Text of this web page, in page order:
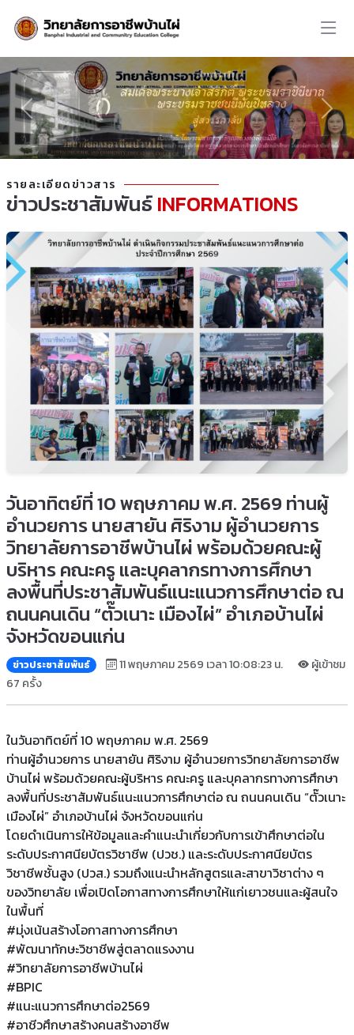
รายละเอียดข่าวสาร
ข่าวประชาสัมพันธ์INFORMATIONS
วันอาทิตย์ที่ 10 พฤษภาคม พ.ศ. 2569 ท่านผู้
อำนวยการ นายสายัน ศิริงาม ผู้อำนวยการ
วิทยาลัยการอาชีพบ้านไผ่ พร้อมด้วยคณะผู้
บริหาร คณะครู และบุคลากรทางการศึกษา
ลงพื้นที่ประชาสัมพันธ์แนะแนวการศึกษาต่อ ณ
ถนนคนเดิน “ตั๊วเนาะ เมืองไผ่” อำเภอบ้านไผ่
จังหวัดขอนแก่น
ข่าวประชาสัมพันธ์ 11 พฤษภาคม 2569 เวลา 10:08:23 น.
ผู้เข้าชม
67 ครั้ง
ในวันอาทิตย์ที่ 10 พฤษภาคม พ.ศ. 2569
ท่านผู้อำนวยการ นายสายัน ศิริงาม ผู้อำนวยการวิทยาลัยการอาชีพ
บ้านไผ่ พร้อมด้วยคณะผู้บริหาร คณะครู และบุคลากรทางการศึกษา
ลงพื้นที่ประชาสัมพันธ์แนะแนวการศึกษาต่อ ณ ถนนคนเดิน “ตั๊วเนาะ
เมืองไผ่” อำเภอบ้านไผ่ จังหวัดขอนแก่น
โดยดำเนินการให้ข้อมูลและคำแนะนำเกี่ยวกับการเข้าศึกษาต่อใน
ระดับประกาศนียบัตรวิชาชีพ (ปวช.) และระดับประกาศนียบัตร
วิชาชีพชั้นสูง (ปวส.) รวมถึงแนะนำหลักสูตรและสาขาวิชาต่าง ๆ
ของวิทยาลัย เพื่อเปิดโอกาสทางการศึกษาให้แก่เยาวชนและผู้สนใจ
ในพื้นที่
#มุ่งเน้นสร้างโอกาสทางการศึกษา
#พัฒนาทักษะวิชาชีพสู่ตลาดแรงงาน
#วิทยาลัยการอาชีพบ้านไผ่
#BPIC
#แนะแนวการศึกษาต่อ2569
#อาชีวศึกษาสร้างคนสร้างอาชีพ